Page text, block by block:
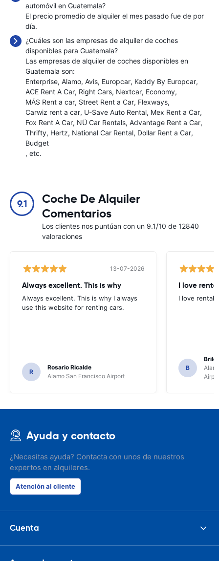
automóvil en Guatemala?
El precio promedio de alquiler el mes pasado fue de por
día.
¿Cuáles son las empresas de alquiler de coches
disponibles para Guatemala?
Las empresas de alquiler de coches disponibles en
Guatemala son:
Enterprise Alamo Avis Europcar Keddy By Europcar
ACE Rent A Car Right Cars Nextcar Economy
MÁS Rent a car Street Rent a Car Flexways
Carwiz rent a car U-Save Auto Rental Mex Rent a Car
Fox Rent A Car NÜ Car Rentals Advantage Rent a Car
Thrifty Hertz National Car Rental Dollar Rent a Car
Budget
, etc.
9.1
Coche De Alquiler
Comentarios
Los clientes nos puntúan con un 9.1/10 de 12840
valoraciones
13-07-2026
Always excellent. This is why
Always excellent. This is why I always
use this website for renting cars.
R
Rosario Ricalde
Alamo San Francisco Airport
I love
I love rental
B
Ayuda y contacto
¿Necesitas ayuda? Contacta con unos de nuestros
expertos en alquileres.
Atención al cliente
Cuenta